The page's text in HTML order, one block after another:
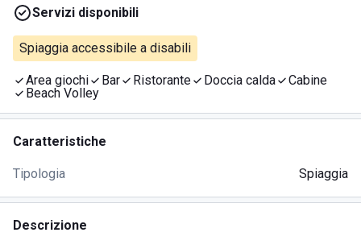
Servizi disponibili
Spiaggia accessibile a disabili
Area giochi Bar Ristorante Doccia calda
Cabine
Beach Volley
Caratteristiche
Tipologia Spiaggia
Descrizione